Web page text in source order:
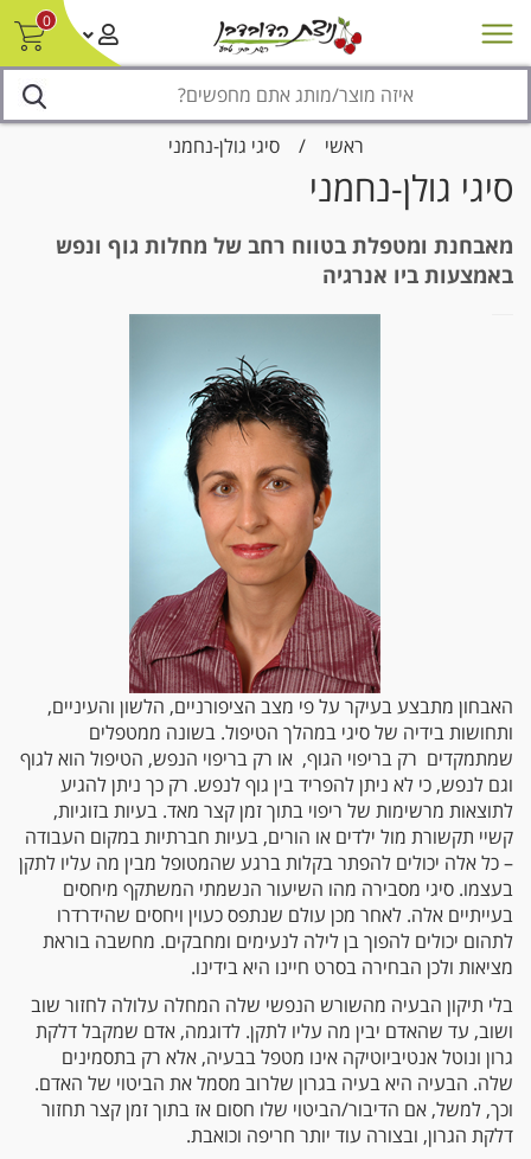
0
מבצעים סניפים צור קשר/ביטול הזמנה
ראשי /סיגי גולן-נחמני
סיגי גולן-נחמני
מאבחנת ומטפלת בטווח רחב של מחלות גוף ונפש
באמצעות ביו אנרגיה
האבחון מתבצע בעיקר על פי מצב הציפורניים, הלשון והעיניים,
ותחושות בידיה של סיגי במהלך הטיפול. בשונה ממטפלים
שמתמקדים רק בריפוי הגוף, או רק בריפוי הנפש, הטיפול הוא לגוף
וגם לנפש, כי לא ניתן להפריד בין גוף לנפש. רק כך ניתן להגיע
לתוצאות מרשימות של ריפוי בתוך זמן קצר מאד. בעיות בזוגיות,
קשיי תקשורת מול ילדים או הורים, בעיות חברתיות במקום העבודה
– כל אלה יכולים להפתר בקלות ברגע שהמטופל מבין מה עליו לתקן
בעצמו. סיגי מסבירה מהו השיעור הנשמתי המשתקף מיחסים
בעייתיים אלה. לאחר מכן עולם שנתפס כעוין ויחסים שהידרדרו
לתהום יכולים להפוך בן לילה לנעימים ומחבקים. מחשבה בוראת
מציאות ולכן הבחירה בסרט חיינו היא בידינו.
בלי תיקון הבעיה מהשורש הנפשי שלה המחלה עלולה לחזור שוב
ושוב, עד שהאדם יבין מה עליו לתקן. לדוגמה, אדם שמקבל דלקת
גרון ונוטל אנטיביוטיקה אינו מטפל בבעיה, אלא רק בתסמינים
שלה. הבעיה היא בעיה בגרון שלרוב מסמל את הביטוי של האדם.
וכך, למשל, אם הדיבור/הביטוי שלו חסום אז בתוך זמן קצר תחזור
דלקת הגרון, ובצורה עוד יותר חריפה וכואבת.